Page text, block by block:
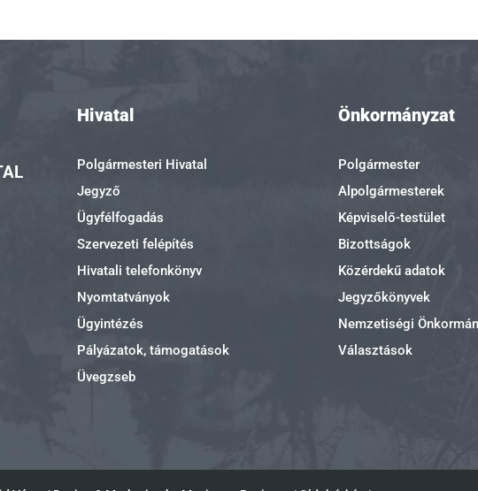
Hivatal
Polgármesteri Hivatal
Jegyző
Ügyfélfogadás
Szervezeti felépítés
Hivatali telefonkönyv
Nyomtatványok
Ügyintézés
Pályázatok, támogatások
Üvegzseb
Önkormányzat
Polgármester
Alpolgármesterek
Képviselő-testület
Bizottságok
Közérdekű adatok
Jegyzőkönyvek
Nemzetiségi
Választások